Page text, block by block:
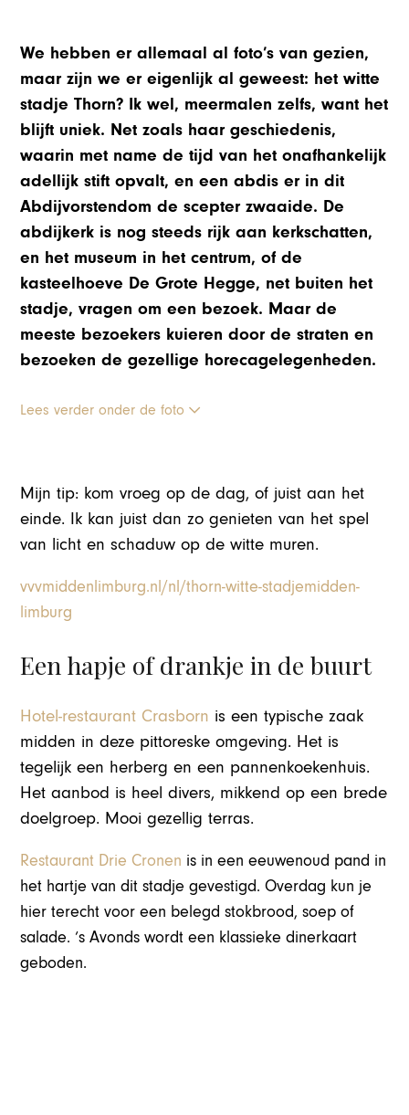
We hebben er allemaal al foto’s van gezien,
maar zijn we er eigenlijk al geweest: het witte
stadje Thorn? Ik wel, meermalen zelfs, want het
blijft uniek. Net zoals haar geschiedenis,
waarin met name de tijd van het onafhankelijk
adellijk stift opvalt, en een abdis er in dit
Abdijvorstendom de scepter zwaaide. De
abdijkerk is nog steeds rijk aan kerkschatten,
en het museum in het centrum, of de
kasteelhoeve De Grote Hegge, net buiten het
stadje, vragen om een bezoek. Maar de
meeste bezoekers kuieren door de straten en
bezoeken de gezellige horecagelegenheden.
Lees verder onder de foto
Mijn tip: kom vroeg op de dag, of juist aan het
einde. Ik kan juist dan zo genieten van het spel
van licht en schaduw op de witte muren.
vvvmiddenlimburg.nl/nl/thorn-witte-stadjemidden-
limburg
Een hapje of drankje in de buurt
Hotel-restaurant Crasborn is een typische zaak
midden in deze pittoreske omgeving. Het is
tegelijk een herberg en een pannenkoekenhuis.
Het aanbod is heel divers, mikkend op een brede
doelgroep. Mooi gezellig terras.
Restaurant Drie Cronen is in een eeuwenoud pand in
het hartje van dit stadje gevestigd. Overdag kun je
hier terecht voor een belegd stokbrood, soep of
salade. ‘s Avonds wordt een klassieke dinerkaart
geboden.